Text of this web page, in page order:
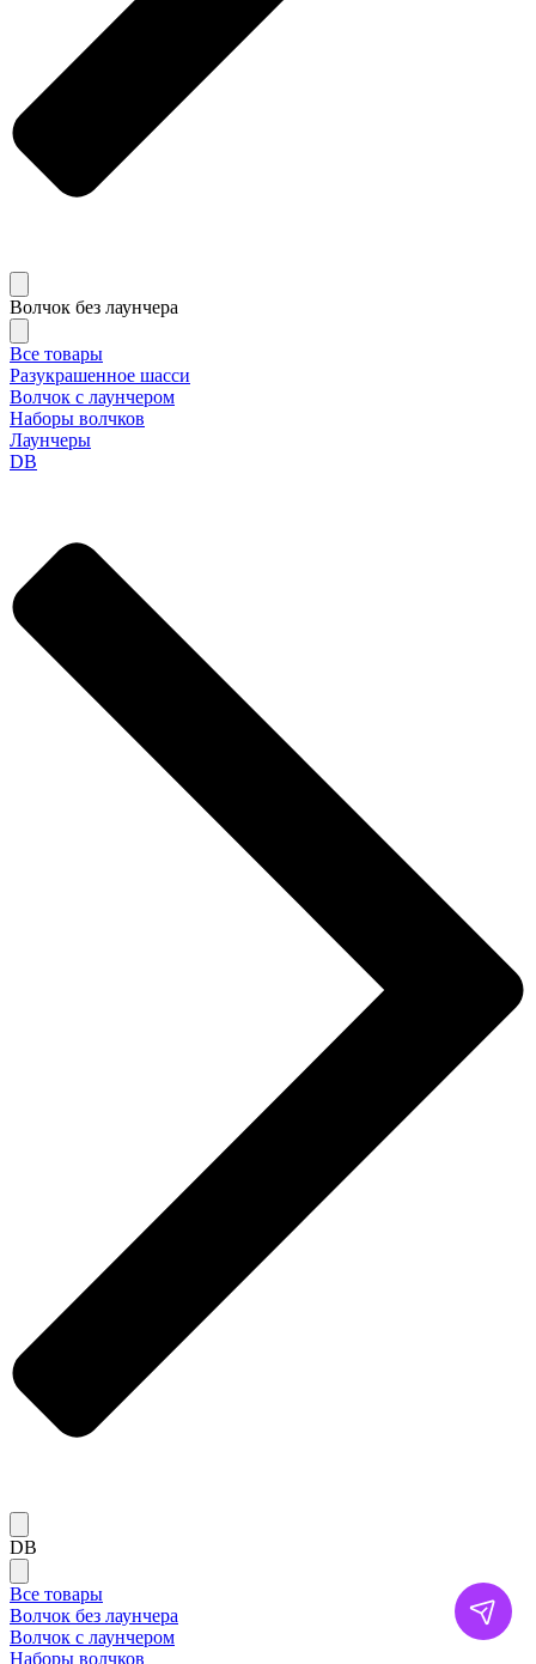
Волчок без лаунчера
Все товары
Разукрашенное шасси
Волчок с лаунчером
Наборы волчков
Лаунчеры
DB
DB
Все товары
Волчок без лаунчера
Волчок с лаунчером
Наборы волчков